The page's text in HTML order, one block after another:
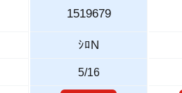
1519679
ｼﾛN
5/16